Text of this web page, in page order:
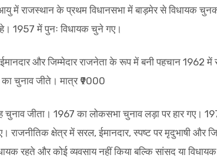
आयु में राजस्थान के प्रथम विधानसभा में बाड़मेर से विधायक
1957 में पुनः विधायक चुने गए।
और जिम्मेदार राजनेता के रूप में बनी पहचान 1962 में
चुनाव जीते। मात्र ₹9000
चुनाव जीता। 1967 का लोकसभा चुनाव लड़ा पर हार गए।
राजनीतिक क्षेत्र में सरल, ईमानदार, स्पष्ट पर मृदुभाषी
रहते और कोई व्यवसाय नहीं किया बल्कि सांसद या